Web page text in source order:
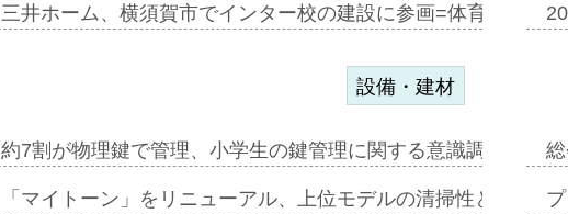
三井ホーム、横須賀市でインター校の建設に参画=体育館で28
設備・建材
約7割が物理鍵で管理、小学生の鍵管理に関する意識調査
「マイトーン」をリニューアル、上位モデルの清掃性と安全